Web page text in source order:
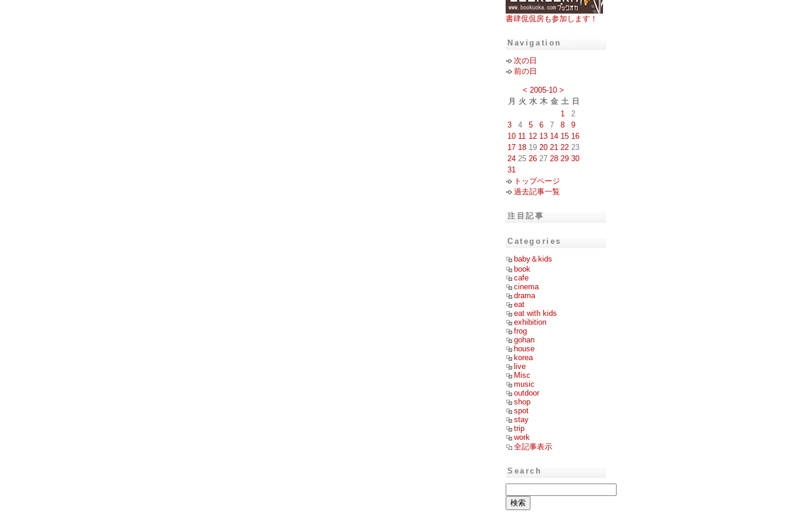
書肆侃侃房も参加します！
Navigation
次の日
前の日
< 2005-10 >
月
火 水 木 金 土 日
1
2
3
4 5 6 7 8
9
10 11 12 13 14 15 16
17 18 19 20 21 22 23
24 25 26 27 28 29 30
31
トップページ
過去記事一覧
注目記事
Categories
baby＆kids
book
cafe
cinema
drama
eat
eat with kids
exhibition
frog
gohan
house
korea
live
Misc
music
outdoor
shop
spot
stay
trip
work
全記事表示
Search